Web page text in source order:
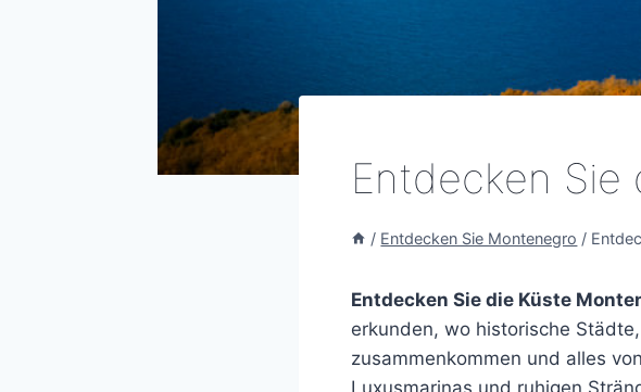
Entdecken
/ Entdecken Sie Montenegro /
Entdecken Sie die Küste
erkunden, wo historische
zusammenkommen und alles
Luxusmarinas und ruhigen